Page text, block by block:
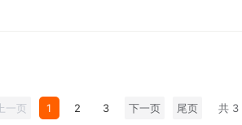
上一页 1 2 3 下一页 尾页 共 3